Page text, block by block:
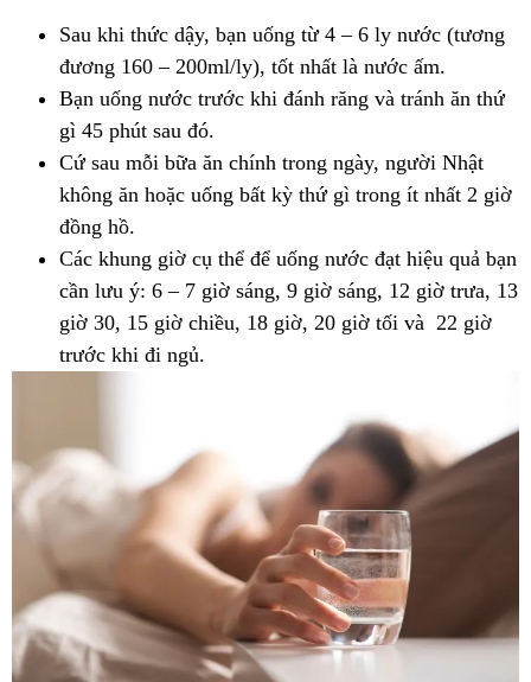
Sau khi thức dậy, bạn uống từ 4 – 6 ly nước (tương
đương 160 – 200ml/ly), tốt nhất là nước ấm.
Bạn uống nước trước khi đánh răng và tránh ăn thứ
gì 45 phút sau đó.
Cứ sau mỗi bữa ăn chính trong ngày, người Nhật
không ăn hoặc uống bất kỳ thứ gì trong ít nhất 2 giờ
đồng hồ.
Các khung giờ cụ thể để uống nước đạt hiệu quả bạn
cần lưu ý: 6 – 7 giờ sáng, 9 giờ sáng, 12 giờ trưa, 13
giờ 30, 15 giờ chiều, 18 giờ, 20 giờ tối và 22 giờ
trước khi đi ngủ.